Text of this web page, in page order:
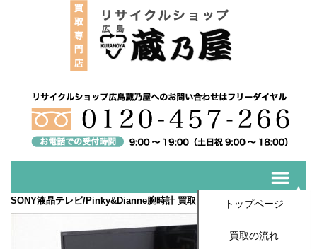
トップページ
買取の流れ
SONY液晶テレビ/Pinky&Dianne腕時計 買取いたしました！